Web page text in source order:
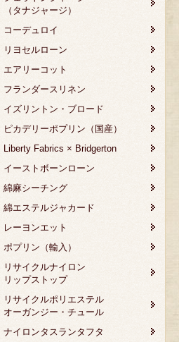
（タナジャージ）
コーデュロイ
リヨセルローン
エアリーコット
フランダースリネン
イズリントン・ブロード
ピカデリーポプリン（国産）
Liberty Fabrics × Bridgerton
イーストボーンローン
綿麻シーチング
綿エステルジャカード
レーヨンエット
ポプリン（輸入）
リサイクルナイロン
リップストップ
リサイクルポリエステル
オーガンジー・チュール
ナイロンタスランタフタ